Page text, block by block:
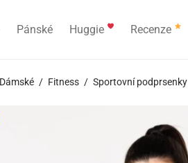
Pánské Huggie Recenze
Dámské / Fitness / Sportovní podprsenky